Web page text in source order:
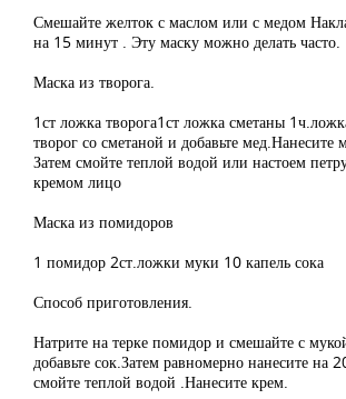
Смешайте желток с маслом или с медом
на 15 минут . Эту маску можно делать часто.
Маска из творога.
1ст ложка творога1ст ложка сметаны
творог со сметаной и добавьте
Затем смойте теплой водой или настоем
кремом лицо
Маска из помидоров
1 помидор 2ст.ложки муки 10 капель сока
Способ приготовления.
Натрите на терке помидор и смешайте с
добавьте сок.Затем равномерно нанесите на
смойте теплой водой .Нанесите крем.